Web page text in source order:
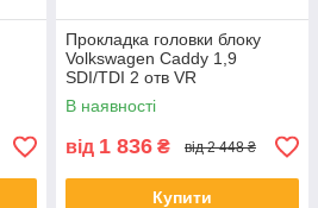
Прокладка головки блоку
Volkswagen Caddy 1,9
SDI/TDI 2 отв VR
В наявності
від 1 836 ₴ від 2 448 ₴
Купити